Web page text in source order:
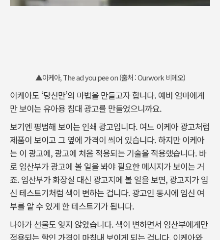
▲이케아, The ad you pee on (출처 : Ourwork 비메오)
이케아도 ‘당신만’의 마법을 만들고자 합니다. 예비 엄마에게
만 보이는 유아용 침대 광고를 만들었으니까요.
보기엔 평범해 보이는 인쇄 광고입니다. 여느 이케아 광고처럼
제품이 보이고 그 옆에 가격이 씌어 있습니다. 하지만 이케아
는 이 광고에, 광고에 처음 적용되는 기술을 적용했습니다. 바
로 임산부가 광고에 볼 일을 봐야 필요한 메시지가 보이는 거
죠. 임산부가 화장실 대신 광고지에 볼 일을 보면, 광고지가 임
신 테스트기처럼 색이 변하는 겁니다. 광고인 동시에 임신 여
부를 알 수 있게 한 테스트기가 됩니다.
나아가 선물도 잊지 않았습니다. 색이 변하면서 임산부에게만
적용되는 할인 가격이 마침내 보이게 되는 겁니다. 이케아와